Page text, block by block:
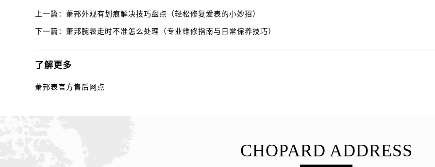
内蒙古自治区巴彦淖尔市临河区新华街萧邦售后服务中心（需提前预约）
内蒙古自治区赤峰市红山区哈达街萧邦售后服务中心（需提前预约）
内蒙古自治区鄂尔多斯市东胜区伊金霍洛街萧邦售后服务中心（需提前预约）
内蒙古自治区乌海市海勃湾区人民南路萧邦售后服务中心（需提前预约）
山西省大同市平城区迎宾街萧邦售后服务中心（需提前预约）
山西省晋城市城区黄华街萧邦售后服务中心（需提前预约）
上一篇： 萧邦外观有划痕解决技巧盘点（轻松修复爱表的小妙招）
下一篇： 萧邦腕表走时不准怎么处理（专业维修指南与日常保养技巧）
了解更多
萧邦表官方售后网点
CHOPARD ADDRESS